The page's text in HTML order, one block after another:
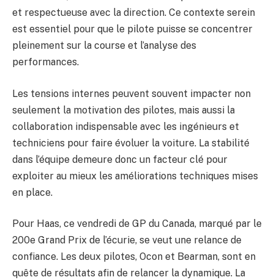
et respectueuse avec la direction. Ce contexte serein
est essentiel pour que le pilote puisse se concentrer
pleinement sur la course et l’analyse des
performances.
Les tensions internes peuvent souvent impacter non
seulement la motivation des pilotes, mais aussi la
collaboration indispensable avec les ingénieurs et
techniciens pour faire évoluer la voiture. La stabilité
dans l’équipe demeure donc un facteur clé pour
exploiter au mieux les améliorations techniques mises
en place.
Pour Haas, ce vendredi de GP du Canada, marqué par le
200e Grand Prix de l’écurie, se veut une relance de
confiance. Les deux pilotes, Ocon et Bearman, sont en
quête de résultats afin de relancer la dynamique. La